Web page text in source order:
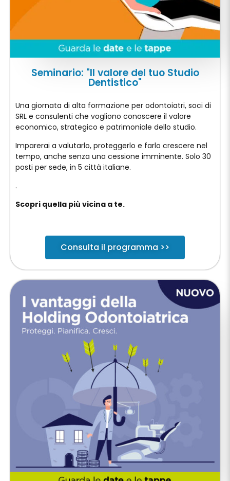
Seminario: "Il valore del tuo Studio
Dentistico"
Una giornata di alta formazione per odontoiatri, soci di
SRL e consulenti che vogliono conoscere il valore
economico, strategico e patrimoniale dello studio.
Imparerai a valutarlo, proteggerlo e farlo crescere nel
tempo, anche senza una cessione imminente. Solo 30
posti per sede, in 5 città italiane.
.
Scopri quella più vicina a te.
Consulta il programma >>